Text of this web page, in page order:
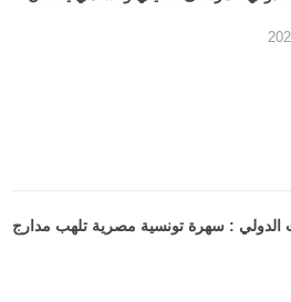
الدولي : سهرة تونسية مصرية تلهب مدارج